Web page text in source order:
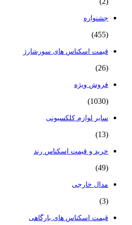
جشنواره
(455)
قیمت اسکناس های سورشارژ
(26)
فروش ویژه
(1030)
سایر لوازم کلکسیونی
(13)
خرید و قیمت اسکناس رند
(49)
مدال خارجی
(3)
قیمت اسکناس های بارگاهی